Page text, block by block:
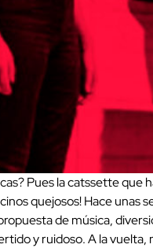
Pues la catssette
quejosos! Hace unas
de música,
y ruidoso. A la